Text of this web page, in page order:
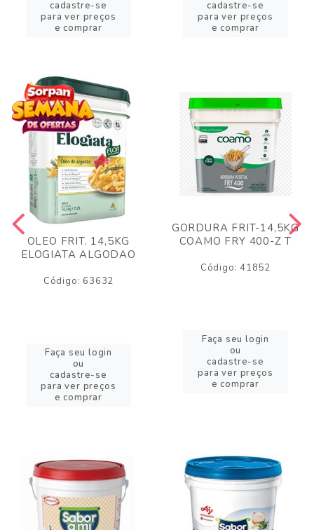
cadastre-se
para ver preços
e comprar
cadastre-se
para ver preços
e comprar
OLEO FRIT. 14,5KG
ELOGIATA ALGODAO
Código: 63632
Faça seu login
ou
cadastre-se
para ver preços
e comprar
GORDURA FRIT-14,5KG
COAMO FRY 400-Z T
Código: 41852
Faça seu login
ou
cadastre-se
para ver preços
e comprar